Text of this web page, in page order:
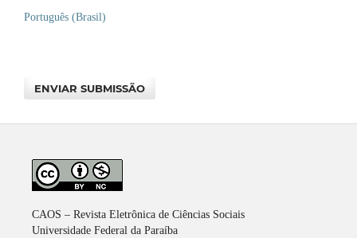
Português (Brasil)
ENVIAR SUBMISSÃO
CAOS – Revista Eletrônica de Ciências Sociais
Universidade Federal da Paraíba